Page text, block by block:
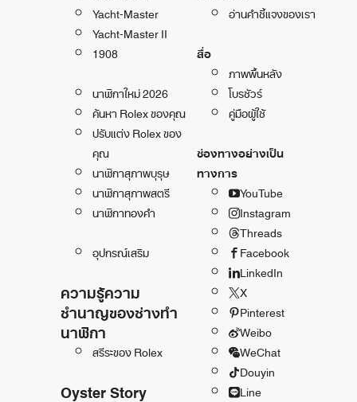
Yacht-Master
Yacht-Master II
1908
นาฬิกาใหม่ 2026
ค้นหา Rolex ของคุณ
ปรับแต่ง Rolex ของ
คุณ
นาฬิกาสุภาพบุรุษ
นาฬิกาสุภาพสตรี
นาฬิกาทองคำ
อุปกรณ์เสริม
ความรู้ความ
ชำนาญของช่างทำ
นาฬิกา
สรีระของ Rolex
Oyster Story
อ่านคำชี้แจงของเรา
สื่อ
ภาพพื้นหลัง
โบรชัวร์
คู่มือผู้ใช้
ช่องทางอย่างเป็น
ทางการ
YouTube
Instagram
Threads
Facebook
LinkedIn
X
Pinterest
Weibo
WeChat
Douyin
Line